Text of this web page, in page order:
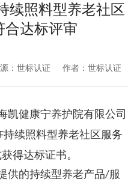
续照料型养老社区
合达标评审
：世标认证 作者：世标认证
凯健康宁养护院有限公司
持续照料型养老社区服务
得达标证书。
供的持续型养老产品/服